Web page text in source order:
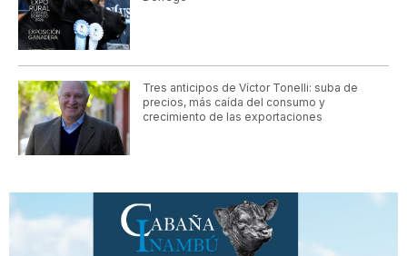
Tres anticipos de Víctor Tonelli: suba de
precios, más caída del consumo y
crecimiento de las exportaciones